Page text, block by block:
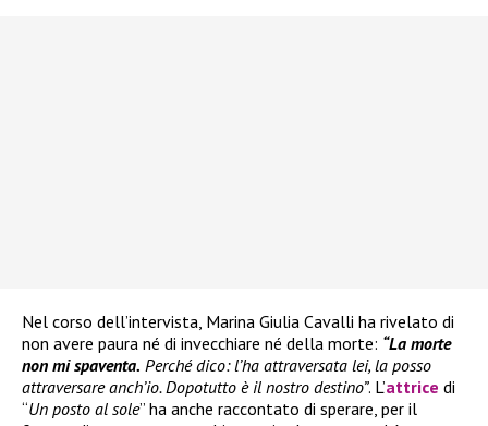
Nel corso dell’intervista, Marina Giulia Cavalli ha rivelato di
non avere paura né di invecchiare né della morte: “La morte
non mi spaventa. Perché dico: l’ha attraversata lei, la posso
attraversare anch’io. Dopotutto è il nostro destino”. L’attrice di
“Un posto al sole” ha anche raccontato di sperare, per il